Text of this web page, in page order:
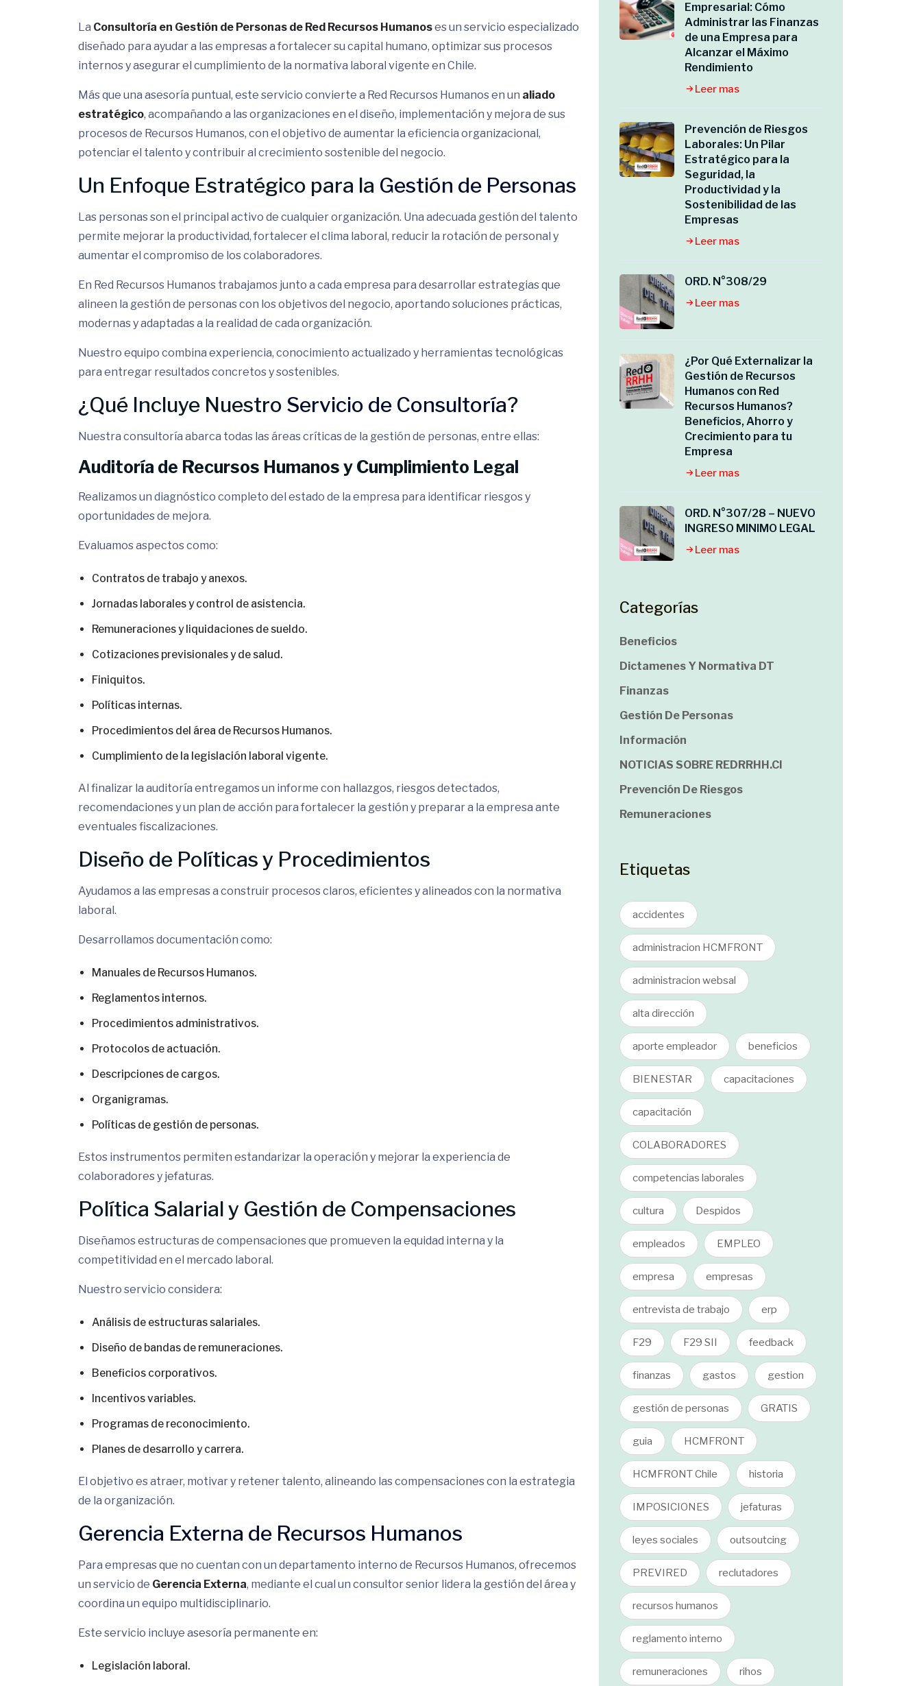
La Consultoría en Gestión de Personas de Red Recursos Humanoses un servicio especializado
diseñado para ayudar a las empresas a fortalecer su capital humano, optimizar sus procesos
internos y asegurar el cumplimiento de la normativa laboral vigente en Chile.
Más que una asesoría puntual, este servicio convierte a Red Recursos Humanos en un aliado
estratégico, acompañando a las organizaciones en el diseño, implementación y mejora de sus
procesos de Recursos Humanos, con el objetivo de aumentar la eficiencia organizacional,
potenciar el talento y contribuir al crecimiento sostenible del negocio.
Un Enfoque Estratégico para la Gestión de Personas
Las personas son el principal activo de cualquier organización. Una adecuada gestión del talento
permite mejorar la productividad, fortalecer el clima laboral, reducir la rotación de personal y
aumentar el compromiso de los colaboradores.
En Red Recursos Humanos trabajamos junto a cada empresa para desarrollar estrategias que
alineen la gestión de personas con los objetivos del negocio, aportando soluciones prácticas,
modernas y adaptadas a la realidad de cada organización.
Nuestro equipo combina experiencia, conocimiento actualizado y herramientas tecnológicas
para entregar resultados concretos y sostenibles.
¿Qué Incluye Nuestro Servicio de Consultoría?
Nuestra consultoría abarca todas las áreas críticas de la gestión de personas, entre ellas:
Auditoría de Recursos Humanos y Cumplimiento Legal
Realizamos un diagnóstico completo del estado de la empresa para identificar riesgos y
oportunidades de mejora.
Evaluamos aspectos como:
Contratos de trabajo y anexos.
Jornadas laborales y control de asistencia.
Remuneraciones y liquidaciones de sueldo.
Cotizaciones previsionales y de salud.
Finiquitos.
Políticas internas.
Procedimientos del área de Recursos Humanos.
Cumplimiento de la legislación laboral vigente.
Al finalizar la auditoría entregamos un informe con hallazgos, riesgos detectados,
recomendaciones y un plan de acción para fortalecer la gestión y preparar a la empresa ante
eventuales fiscalizaciones.
Diseño de Políticas y Procedimientos
Ayudamos a las empresas a construir procesos claros, eficientes y alineados con la normativa
laboral.
Desarrollamos documentación como:
Manuales de Recursos Humanos.
Reglamentos internos.
Procedimientos administrativos.
Protocolos de actuación.
Descripciones de cargos.
Organigramas.
Políticas de gestión de personas.
Estos instrumentos permiten estandarizar la operación y mejorar la experiencia de
colaboradores y jefaturas.
Política Salarial y Gestión de Compensaciones
Diseñamos estructuras de compensaciones que promueven la equidad interna y la
competitividad en el mercado laboral.
Nuestro servicio considera:
Análisis de estructuras salariales.
Diseño de bandas de remuneraciones.
Beneficios corporativos.
Incentivos variables.
Programas de reconocimiento.
Planes de desarrollo y carrera.
El objetivo es atraer, motivar y retener talento, alineando las compensaciones con la estrategia
de la organización.
Gerencia Externa de Recursos Humanos
Para empresas que no cuentan con un departamento interno de Recursos Humanos, ofrecemos
un servicio de Gerencia Externa, mediante el cual un consultor senior lidera la gestión del área y
coordina un equipo multidisciplinario.
Este servicio incluye asesoría permanente en:
Legislación laboral.
Empresarial: Cómo
Administrar las Finanzas
de una Empresa para
Alcanzar el Máximo
Rendimiento
Leer mas
Prevención de Riesgos
Laborales: Un Pilar
Estratégico para la
Seguridad, la
Productividad y la
Sostenibilidad de las
Empresas
Leer mas
ORD. N°308/29
Leer mas
¿Por Qué Externalizar la
Gestión de Recursos
Humanos con Red
Recursos Humanos?
Beneficios, Ahorro y
Crecimiento para tu
Empresa
Leer mas
ORD. N°307/28 – NUEVO
INGRESO MINIMO LEGAL
Leer mas
Categorías
Beneficios
Dictamenes Y Normativa DT
Finanzas
Gestión De Personas
Información
NOTICIAS SOBRE REDRRHH.cl
Prevención De Riesgos
Remuneraciones
Etiquetas
accidentes
administracion HCMFRONT
administracion websal
alta dirección
aporte empleador beneficios
BIENESTAR capacitaciones
capacitación
COLABORADORES
competencias laborales
cultura Despidos
empleados EMPLEO
empresa empresas
entrevista de trabajo erp
F29 F29 SII feedback
finanzas gastos gestion
gestión de personas GRATIS
guia HCMFRONT
HCMFRONT Chile historia
IMPOSICIONES jefaturas
leyes sociales outsoutcing
PREVIRED reclutadores
recursos humanos
reglamento interno
remuneraciones rihos